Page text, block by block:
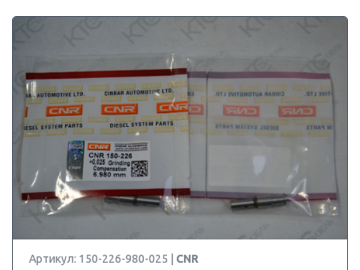
Артикул: 150-226-980-025 | CNR